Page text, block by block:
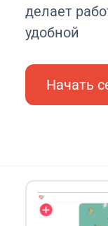
делает
удобной
Начать